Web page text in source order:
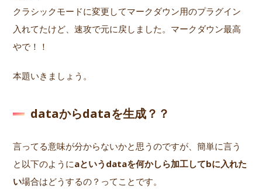
クラシックモードに変更してマークダウン用のプラグイン
入れてたけど、速攻で元に戻しました。マークダウン最高
やで！！
本題いきましょう。
dataからdataを生成？？
言ってる意味が分からないかと思うのですが、簡単に言う
と以下のようにaというdataを何かしら加工してbに入れた
い場合はどうするの？ってことです。